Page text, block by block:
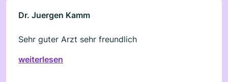
Dr. Juergen Kamm
Sehr guter Arzt sehr freundlich
weiterlesen